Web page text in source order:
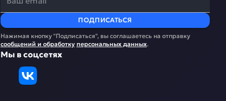
ПОДПИСАТЬСЯ
Нажимая кнопку "Подписаться", вы соглашаетесь на отправку
сообщений и обработку персональных данных.
Мы в соцсетях